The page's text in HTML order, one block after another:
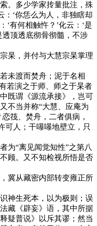
。多少学家抟量批注，殊
‘你恁么为人，非独瞎却
有何相触忤？’化云：‘是
顶透底彻骨彻髓，不涉
杲，并付与大慧宗杲掌理
未渡而焚舟；泥于名相
若演之于师、师之于杲者
既谓《源流承接》，岂可
不当并称“大慧、应庵为
筏、焚舟，二者俱病，
人；干嚗嚗地壁立，只
为“离见闻觉知性”之第八
顾。又不知检视所悟是否
冀从藏密内部转变雍正所
神生死本，以为极则；误
藏《辟妄》语，其中所据
疑普说》以斥其谬；然当